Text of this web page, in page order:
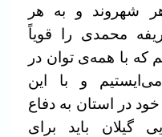
شهروند و به هر
محمدی را قویاً
که با همه‌ی توان در
و با این
در استان به دفاع
گیلان باید برای